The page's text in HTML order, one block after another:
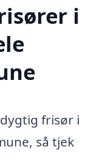
i
frisør i
så tjek